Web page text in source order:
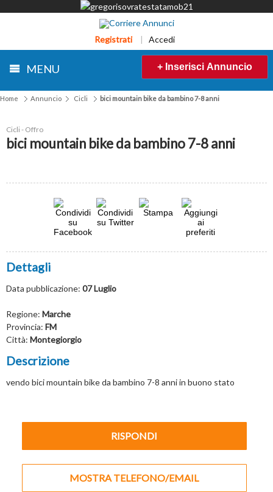
Registrati | Accedi
MENU + Inserisci Annuncio
Home Annuncio Cicli bici mountain bike da bambino 7-8 anni
Cicli - Offro
bici mountain bike da bambino 7-8 anni
Dettagli
Data pubblicazione: 07 Luglio
Regione: Marche
Provincia: FM
Città: Montegiorgio
Descrizione
vendo bici mountain bike da bambino 7-8 anni in buono stato
RISPONDI
MOSTRA TELEFONO/EMAIL